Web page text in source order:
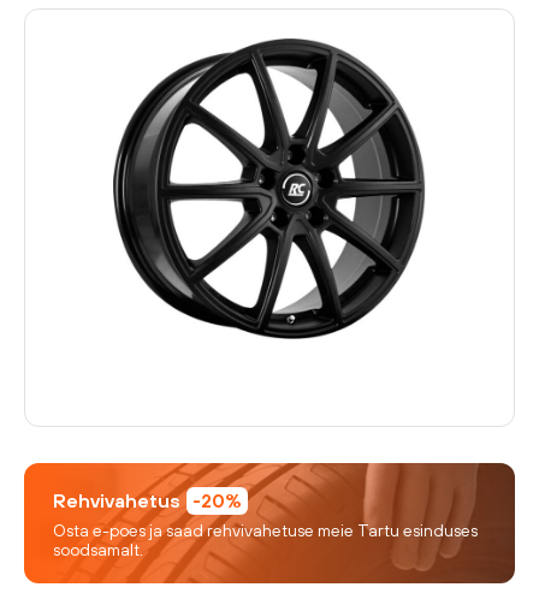
Rehvivahetus -20%
Osta e-poes ja saad rehvivahetuse meie Tartu esinduses
soodsamalt.